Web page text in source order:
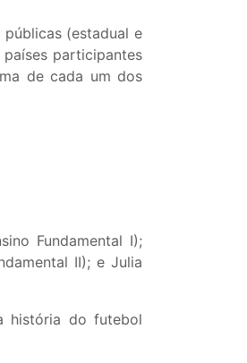
(estadual e
participantes
de cada um dos
Fundamental I);
II); e Julia
história do futebol